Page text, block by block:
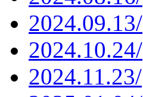
2024.09.13/
2024.10.24/
2024.11.23/